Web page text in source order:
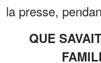
la presse,
QUE